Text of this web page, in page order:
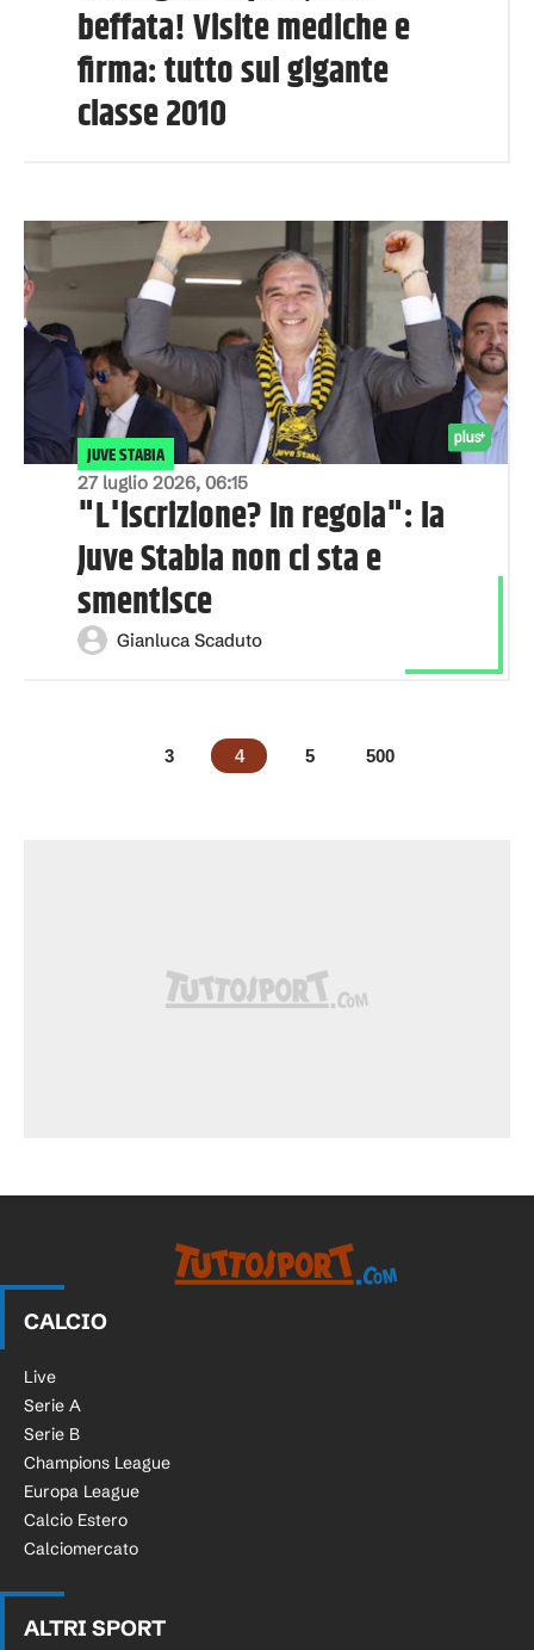
beffata! Visite mediche e
firma: tutto sul gigante
classe 2010
27 luglio 2026, 06:15
JUVE STABIA
"L'iscrizione? In regola": la
Juve Stabia non ci sta e
smentisce
Gianluca Scaduto
3 4 5 500
CALCIO
Live
Serie A
Serie B
Champions League
Europa League
Calcio Estero
Calciomercato
ALTRI SPORT